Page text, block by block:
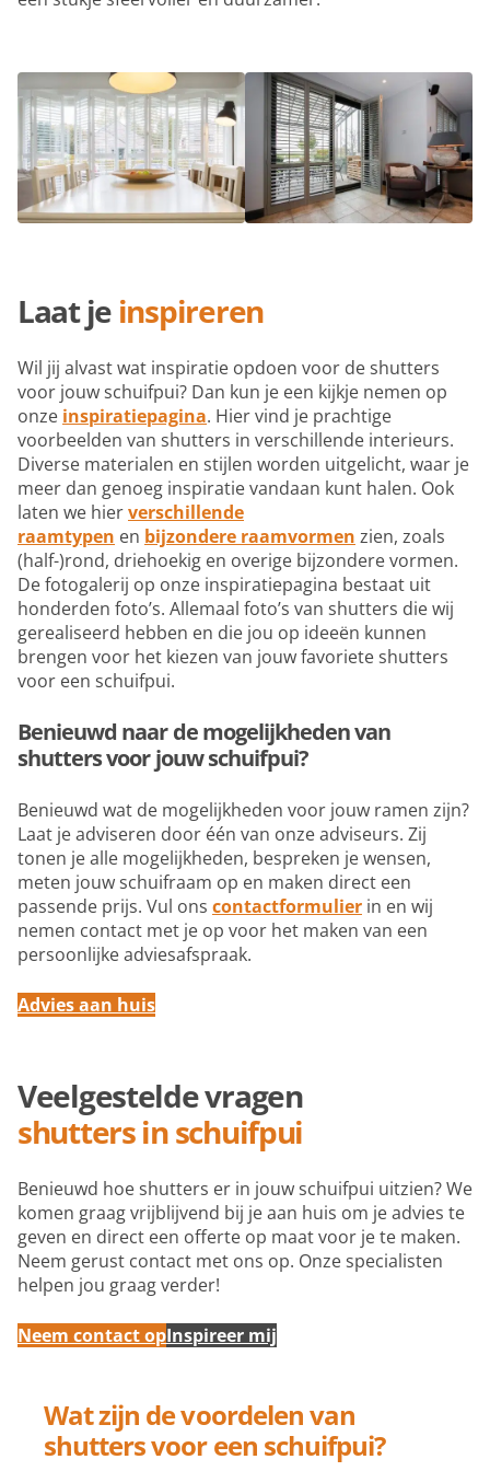
Laat je inspireren
Wil jij alvast wat inspiratie opdoen voor de shutters
voor jouw schuifpui? Dan kun je een kijkje nemen op
onze inspiratiepagina. Hier vind je prachtige
voorbeelden van shutters in verschillende interieurs.
Diverse materialen en stijlen worden uitgelicht, waar je
meer dan genoeg inspiratie vandaan kunt halen. Ook
laten we hierverschillende
raamtypen en bijzondere raamvormen zien, zoals
(half-)rond, driehoekig en overige bijzondere vormen.
De fotogalerij op onze inspiratiepagina bestaat uit
honderden foto’s. Allemaal foto’s van shutters die wij
gerealiseerd hebben en die jou op ideeën kunnen
brengen voor het kiezen van jouw favoriete shutters
voor een schuifpui.
Benieuwd naar de mogelijkheden van
shutters voor jouw schuifpui?
Benieuwd wat de mogelijkheden voor jouw ramen zijn?
Laat je adviseren door één van onze adviseurs. Zij
tonen je alle mogelijkheden, bespreken je wensen,
meten jouw schuifraam op en maken direct een
passende prijs. Vul ons contactformulier in en wij
nemen contact met je op voor het maken van een
persoonlijke adviesafspraak.
Advies aan huis
Veelgestelde vragen
shutters in schuifpui
Benieuwd hoe shutters er in jouw schuifpui uitzien? We
komen graag vrijblijvend bij je aan huis om je advies te
geven en direct een offerte op maat voor je te maken.
Neem gerust contact met ons op. Onze specialisten
helpen jou graag verder!
Neem contact opInspireer mij
Wat zijn de voordelen van
shutters voor een schuifpui?